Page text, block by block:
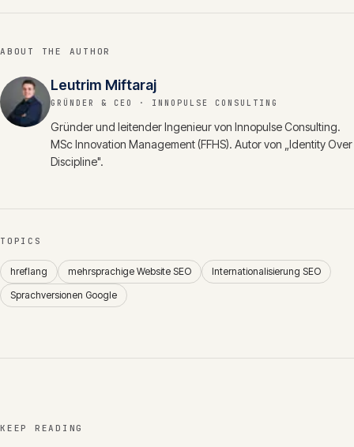
ABOUT THE AUTHOR
Leutrim Miftaraj
GRÜNDER & CEO · INNOPULSE CONSULTING
Gründer und leitender Ingenieur von Innopulse Consulting.
MSc Innovation Management (FFHS). Autor von „Identity Over
Discipline".
TOPICS
hreflang mehrsprachige Website SEO
Internationalisierung SEO
Sprachversionen Google
KEEP READING